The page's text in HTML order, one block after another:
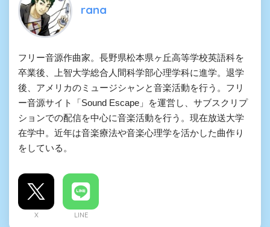
rana
フリー音源作曲家。長野県松本県ヶ丘高等学校英語科を
卒業後、上智大学総合人間科学部心理学科に進学。退学
後、アメリカのミュージシャンと音楽活動を行う。フリ
ー音源サイト「Sound Escape」を運営し、サブスクリプ
ションでの配信を中心に音楽活動を行う。現在放送大学
在学中。近年は音楽療法や音楽心理学を活かした曲作り
をしている。
X LINE